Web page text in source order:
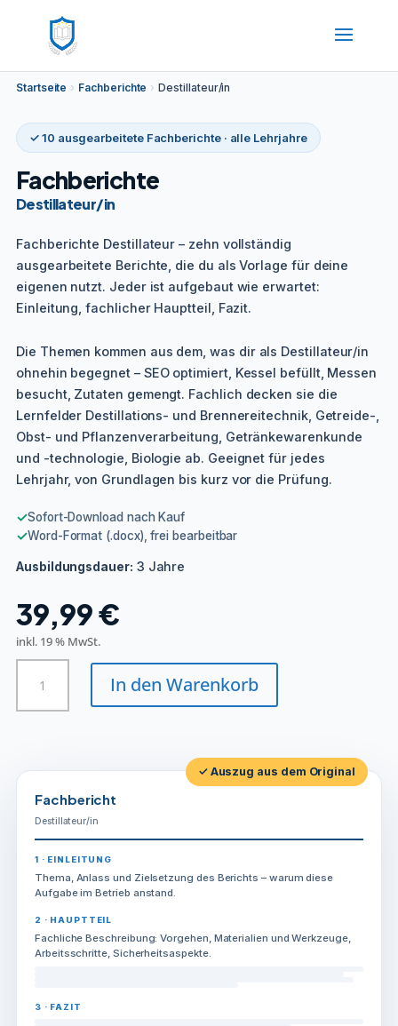
Startseite › Fachberichte › Destillateur/in
✓ 10 ausgearbeitete Fachberichte · alle Lehrjahre
Fachberichte
Destillateur/in
Fachberichte Destillateur – zehn vollständig
ausgearbeitete Berichte, die du als Vorlage für deine
eigenen nutzt. Jeder ist aufgebaut wie erwartet:
Einleitung, fachlicher Hauptteil, Fazit.
Die Themen kommen aus dem, was dir als Destillateur/in
ohnehin begegnet – SEO optimiert, Kessel befüllt, Messen
besucht, Zutaten gemengt. Fachlich decken sie die
Lernfelder Destillations- und Brennereitechnik, Getreide-,
Obst- und Pflanzenverarbeitung, Getränkewarenkunde
und -technologie, Biologie ab. Geeignet für jedes
Lehrjahr, von Grundlagen bis kurz vor die Prüfung.
✓Sofort-Download nach Kauf
✓Word-Format (.docx), frei bearbeitbar
Ausbildungsdauer: 3 Jahre
39,99€
inkl. 19 % MwSt.
Destillateur/in
Menge
In den Warenkorb
✓ Auszug aus dem Original
Fachbericht
Destillateur/in
1 · EINLEITUNG
Thema, Anlass und Zielsetzung des Berichts – warum diese
Aufgabe im Betrieb anstand.
2 · HAUPTTEIL
Fachliche Beschreibung: Vorgehen, Materialien und Werkzeuge,
Arbeitsschritte, Sicherheitsaspekte.
3 · FAZIT